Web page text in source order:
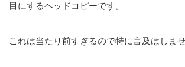
目にするヘッドコピーです。
これは当たり前すぎるので特に言及はしませ